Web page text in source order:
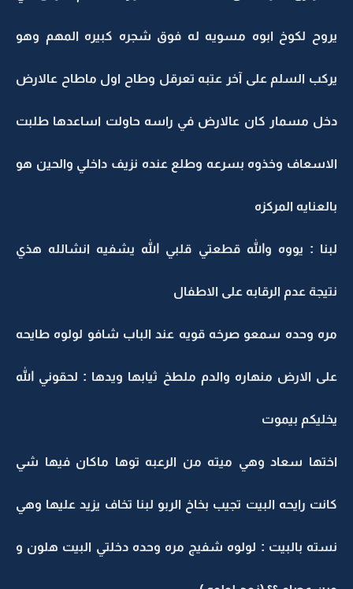
يروح لكوخ ابوه مسويه له فوق شجره كبيره المهم وهو
يركب السلم على آخر عتبه تعرقل وطاح اول ماطاح عالارض
دخل مسمار كان عالارض في راسه حاولت اساعدها طلبت
الاسعاف وخذوه بسرعه وطلع عنده نزيف داخلي والحين هو
بالعنايه المركزه
لبنا : يووه والله قطعتي قلبي الله يشفيه انشالله هذي
نتيجة عدم الرقابه على الاطفال
مره وحده سمعو صرخه قويه عند الباب شافو لولوه طايحه
على الارض منهاره والدم ملطخ ثيابها ويدها : لحقوني الله
يخليكم بيموت
اختها سعاد وهي ميته من الرعبه توها ماكان فيها شي
كانت رايحه البيت تجيب بخاخ الربو لبنا تخاف يزيد عليها وهي
نسته بالبيت : لولوه شفيج مره وحده دخلتي البيت هلون و